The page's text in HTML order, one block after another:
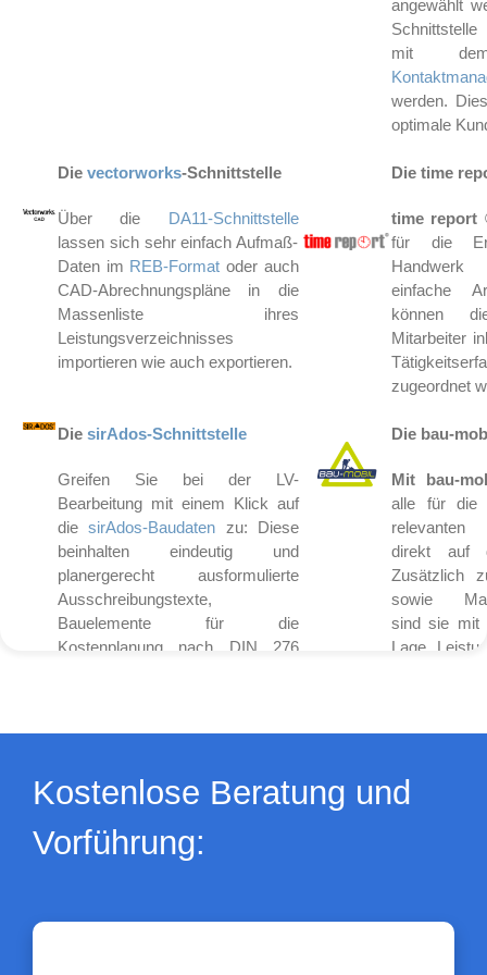
angewählt
mit
werden.
optimale
Die vectorworks-Schnittstelle
Über die DA11-Schnittstelle
lassen sich sehr einfach Aufmaß-
Daten im REB-Format oder auch
CAD-Abrechnungsplänein die
Massenliste ihres
Leistungsverzeichnisses
importieren wie auch exportieren.
Die time
time report
für die
Handwerk
einfache
können
Mitarbeiter
zugeordnet
DiesirAdos-Schnittstelle
Greifen Sie bei der LV-
Bearbeitung mit einem Klick auf
diesirAdos-Baudaten zu: Diese
beinhalten eindeutig und
planergerecht ausformulierte
Ausschreibungstexte,
Bauelemente für die
Kostenplanung nach DIN 276
Die bau-
Mit bau-
alle für die
direkt auf
Zusätzlich
sowie
sind sie mit
Lage,
DTA
.
Datenträgeraustauschverfahren
(DTAoderDTAUS
Hierbei
Kostenlose Beratung und
Vorführung: